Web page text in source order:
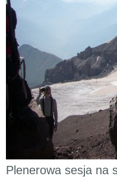
Plenerowa sesja na